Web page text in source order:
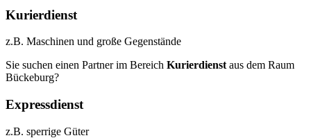
Kurierdienst
z.B. Maschinen und große Gegenstände
Sie suchen einen Partner im Bereich Kurierdienst aus dem Raum
Bückeburg?
Expressdienst
z.B. sperrige Güter